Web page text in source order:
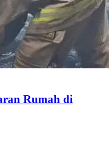
Rumah di